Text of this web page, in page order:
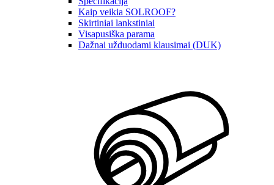
Kaip veikia SOLROOF?
Skirtiniai lankstiniai
Visapusiška parama
Dažnai užduodami klausimai (DUK)